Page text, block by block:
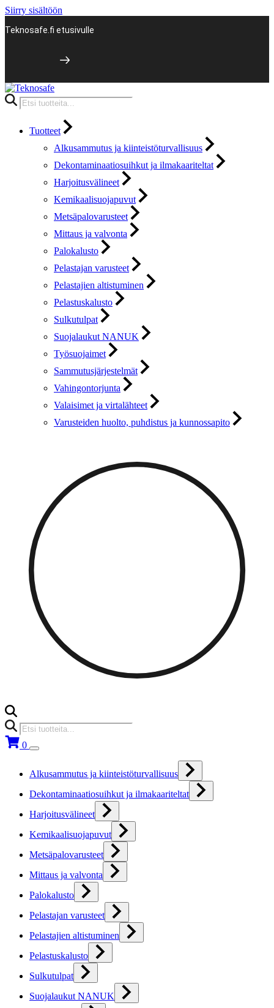
Siirry sisältöön
Teknosafe.fi etusivulle
Products
search
Tuotteet
Alkusammutus ja kiinteistöturvallisuus
Dekontaminaatiosuihkut ja ilmakaariteltat
Harjoitusvälineet
Kemikaalisuojapuvut
Metsäpalovarusteet
Mittaus ja valvonta
Palokalusto
Pelastajan varusteet
Pelastajien altistuminen
Pelastuskalusto
Sulkutulpat
Suojalaukut NANUK
Työsuojaimet
Sammutusjärjestelmät
Vahingontorjunta
Valaisimet ja virtalähteet
Varusteiden huolto, puhdistus ja kunnossapito
Products
search
0
Alkusammutus ja kiinteistöturvallisuus
Dekontaminaatiosuihkut ja ilmakaariteltat
Harjoitusvälineet
Kemikaalisuojapuvut
Metsäpalovarusteet
Mittaus ja valvonta
Palokalusto
Pelastajan varusteet
Pelastajien altistuminen
Pelastuskalusto
Sulkutulpat
Suojalaukut NANUK